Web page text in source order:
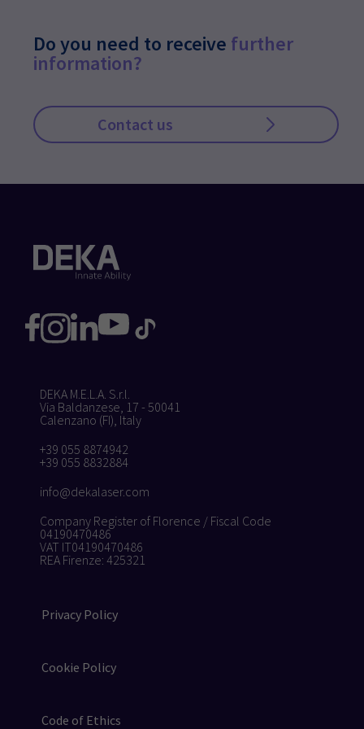
Do you need to receive further
information?
Contact us
DEKA M.E.L.A. S.r.l.
Via Baldanzese, 17 - 50041
Calenzano (FI), Italy
+39 055 8874942
+39 055 8832884
info@dekalaser.com
Company Register of Florence / Fiscal Code
04190470486
VAT IT04190470486
REA Firenze: 425321
Privacy Policy
Cookie Policy
Code of Ethics